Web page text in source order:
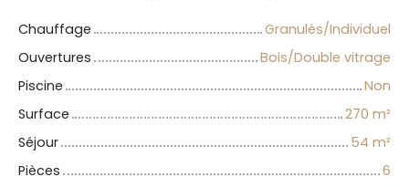
Chauffage
Granulés/Individuel
Ouvertures
Bois/Double vitrage
Piscine
Non
Surface
270 m²
Séjour
54 m²
Pièces
6